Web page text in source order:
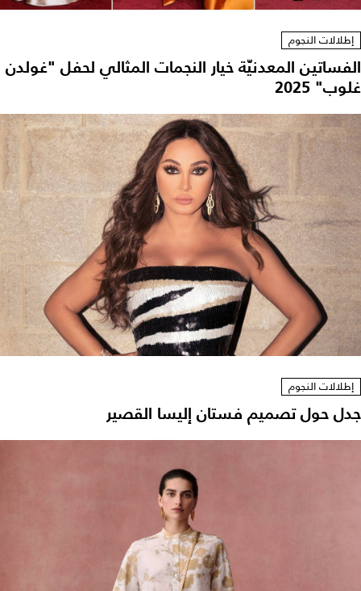
إطلالات النجوم
المعدنيّة خيار النجمات المثالي لحفل "غولدن
2025
إطلالات النجوم
حول تصميم فستان إليسا القصير